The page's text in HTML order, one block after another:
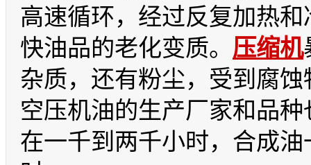
高速循环，经过反复加热
快油品的老化变质。 压缩机
杂质，还有粉尘，受到腐
空压机油的生产厂家和品
在一千到两千小时，合成